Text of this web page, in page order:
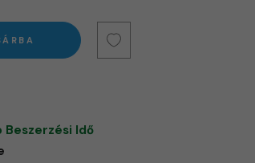
Beszerzési Idő